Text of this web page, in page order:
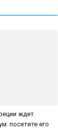
ждет
посетите его